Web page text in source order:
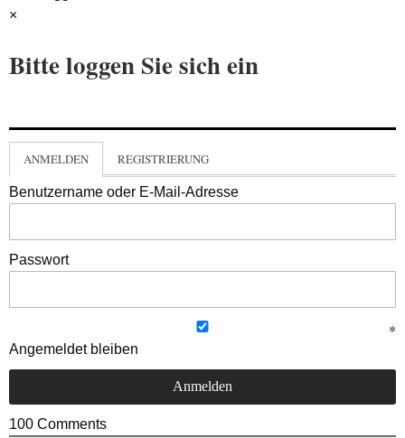
×
Bitte loggen Sie sich ein
ANMELDEN REGISTRIERUNG
Benutzername oder E-Mail-Adresse
Passwort
Angemeldet bleiben
100 Comments